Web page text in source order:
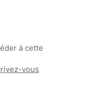
à cette
vous